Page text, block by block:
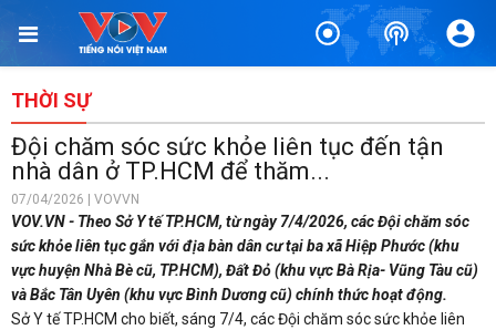
THỜI SỰ
Đội chăm sóc sức khỏe liên tục đến tận
nhà dân ở TP.HCM để thăm...
07/04/2026 | VOVVN
VOV.VN - Theo Sở Y tế TP.HCM, từ ngày 7/4/2026, các Đội chăm sóc
sức khỏe liên tục gắn với địa bàn dân cư tại ba xã Hiệp Phước (khu
vực huyện Nhà Bè cũ, TP.HCM), Đất Đỏ (khu vực Bà Rịa- Vũng Tàu cũ)
và Bắc Tân Uyên (khu vực Bình Dương cũ) chính thức hoạt động.
Sở Y tế TP.HCM cho biết, sáng 7/4, các Đội chăm sóc sức khỏe liên